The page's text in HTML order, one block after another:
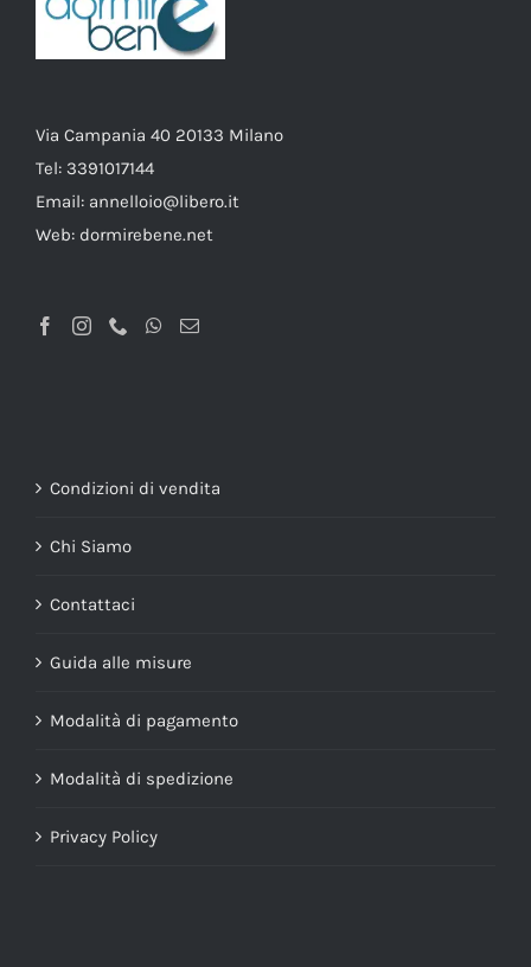
Via Campania 40 20133 Milano
Tel: 3391017144
Email: annelloio@libero.it
Web: dormirebene.net
Condizioni di vendita
Chi Siamo
Contattaci
Guida alle misure
Modalità di pagamento
Modalità di spedizione
Privacy Policy